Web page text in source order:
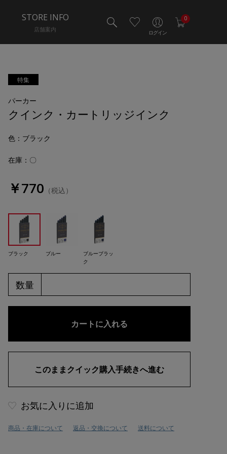
ログイン
0
STORE INFO
店舗案内
特集
パーカー
クインク・カートリッジインク
色 ：ブラック
在庫：〇
￥770 （税込）
ブラック ブルー
ブルーブラッ
ク
数量
お気に入りに追加
商品・在庫について 返品・交換について 送料について